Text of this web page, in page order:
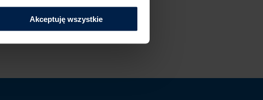
Akceptuję wszystkie